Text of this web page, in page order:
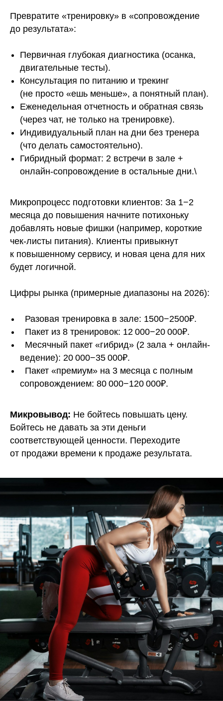
Превратите «тренировку» в «сопровождение
до результата»:
Первичная глубокая диагностика (осанка,
двигательные тесты).
Консультация по питанию и трекинг
(не просто «ешь меньше», а понятный план).
Еженедельная отчетность и обратная связь
(через чат, не только на тренировке).
Индивидуальный план на дни без тренера
(что делать самостоятельно).
Гибридный формат: 2 встречи в зале +
онлайн-сопровождение в остальные дни.\
Микропроцесс подготовки клиентов: За 1−2
месяца до повышения начните потихоньку
добавлять новые фишки (например, короткие
чек-листы питания). Клиенты привыкнут
к повышенному сервису, и новая цена для них
будет логичной.
Цифры рынка (примерные диапазоны на 2026):
Разовая тренировка в зале: 1500−2500₽.
Пакет из 8 тренировок: 12 000−20 000₽.
Месячный пакет «гибрид» (2 зала + онлайн-
ведение): 20 000−35 000₽.
Пакет «премиум» на 3 месяца с полным
сопровождением: 80 000−120 000₽.
Микровывод: Не бойтесь повышать цену.
Бойтесь не давать за эти деньги
соответствующей ценности. Переходите
от продажи времени к продаже результата.